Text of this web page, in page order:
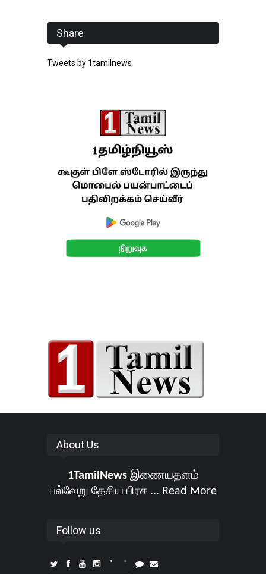
Share
Tweets by 1tamilnews
About Us
1TamilNewsஇணையதளம்
பல்வேறு தேசிய பிரச ... Read More
Follow us